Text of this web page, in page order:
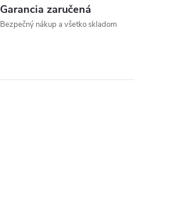
Garancia zaručená
Bezpečný nákup a všetko skladom